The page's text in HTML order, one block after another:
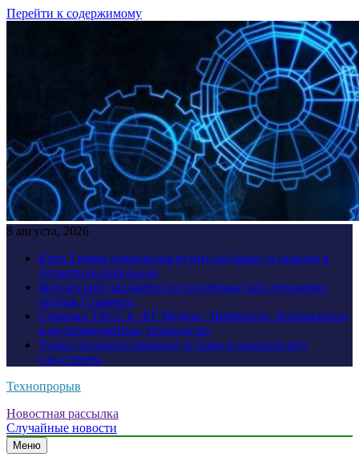
Перейти к содержимому
8 августа, 2026
Кита Тимми решили погрузить на баржу и отвезти в
Атлантический океан
Британский парламент не поддержал расследование
против Стармера
Семинар ТАСС в «РГ Медиа»: Нейросети, безопасность
и мультимедийные технологии
Турист потрогал черепаху в Азии и оказался под
следствием
Технопрорыв
Новостная рассылка
Случайные новости
Меню